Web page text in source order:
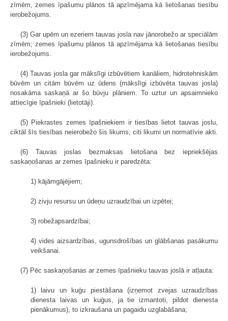
zīmēm, zemes īpašumu plānos tā apzīmējama kā lietošanas tiesību
ierobežojums.
(3) Gar upēm un ezeriem tauvas josla nav jānorobežo ar speciālām
zīmēm; zemes īpašumu plānos tā apzīmējama kā lietošanas tiesību
ierobežojums.
(4) Tauvas josla gar mākslīgi izbūvētiem kanāliem, hidrotehniskām
būvēm un citām būvēm uz ūdens (mākslīgi izbūvēta tauvas josla)
nosakāma saskaņā ar šo būvju plāniem. To uztur un apsaimnieko
attiecīgie īpašnieki (lietotāji).
(5) Piekrastes zemes īpašniekiem ir tiesības lietot tauvas joslu,
ciktāl šīs tiesības neierobežo šis likums, citi likumi un normatīvie akti.
(6) Tauvas joslas bezmaksas lietošana bez iepriekšējas
saskaņošanas ar zemes īpašnieku ir paredzēta:
1) kājāmgājējiem;
2) zivju resursu un ūdeņu uzraudzībai un izpētei;
3) robežapsardzībai;
4) vides aizsardzības, ugunsdrošības un glābšanas pasākumu
veikšanai.
(7) Pēc saskaņošanas ar zemes īpašnieku tauvas joslā ir atļauta:
1) laivu un kuģu piestāšana (izņemot zvejas uzraudzības
dienesta laivas un kuģus, ja tie izmantoti, pildot dienesta
pienākumus), to izkraušana un pagaidu uzglabāšana;